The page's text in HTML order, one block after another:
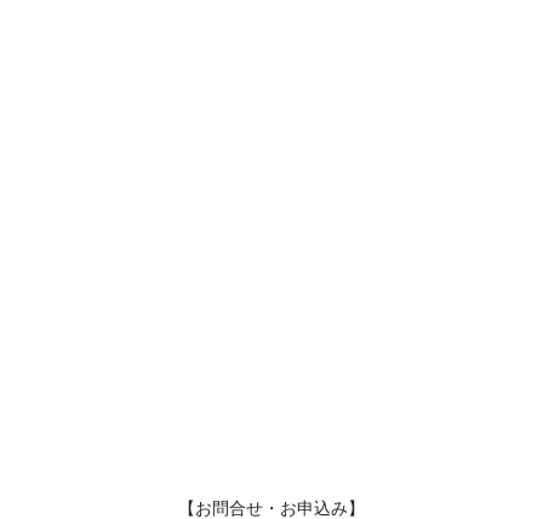
【お問合せ・お申込み】